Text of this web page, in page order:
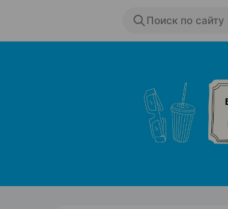
Поиск по сайту